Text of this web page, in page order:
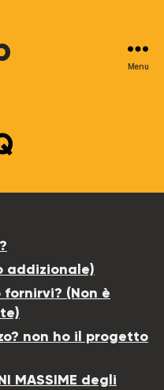
Menu
addizionale)
(Non è
non ho il progetto
MASSIME degli